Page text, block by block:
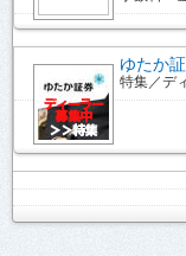
ゆたか
特集／デ